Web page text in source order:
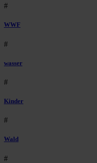
#
WWF
#
wasser
#
Kinder
#
Wald
#